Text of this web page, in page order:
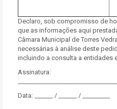
Declaro, sob compromisso de
que as informações aqui
Câmara Municipal de Torres
necessárias à análise deste
incluindo a consulta a entidades
Assinatura:
Data: ______ / ______ / _________